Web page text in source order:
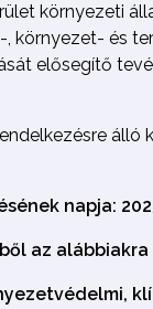
környezeti
, környezet- és
elősegítő
álló
napja:
az